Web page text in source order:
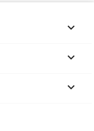


